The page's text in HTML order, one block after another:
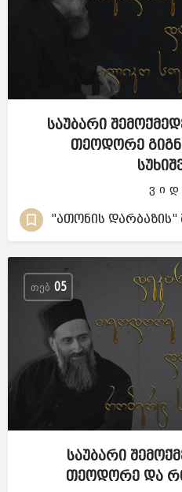
საუბარი
თეოდორე
ვ ი
"ათონის დარბაზის"
ᲗᲔᲑ 05
საუბარი
თეოდორე და